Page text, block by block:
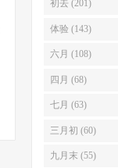
初去 (201)
体验 (143)
六月 (108)
四月 (68)
七月 (63)
三月初 (60)
九月末 (55)